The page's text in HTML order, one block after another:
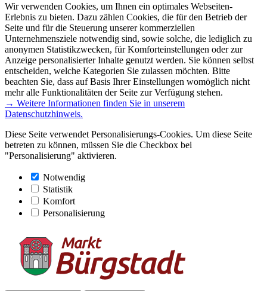
Wir verwenden Cookies, um Ihnen ein optimales Webseiten-
Erlebnis zu bieten. Dazu zählen Cookies, die für den Betrieb der
Seite und für die Steuerung unserer kommerziellen
Unternehmensziele notwendig sind, sowie solche, die lediglich zu
anonymen Statistikzwecken, für Komforteinstellungen oder zur
Anzeige personalisierter Inhalte genutzt werden. Sie können selbst
entscheiden, welche Kategorien Sie zulassen möchten. Bitte
beachten Sie, dass auf Basis Ihrer Einstellungen womöglich nicht
mehr alle Funktionalitäten der Seite zur Verfügung stehen.
→ Weitere Informationen finden Sie in unserem
Datenschutzhinweis.
Diese Seite verwendet Personalisierungs-Cookies. Um diese Seite
betreten zu können, müssen Sie die Checkbox bei
"Personalisierung" aktivieren.
Notwendig
Statistik
Komfort
Personalisierung